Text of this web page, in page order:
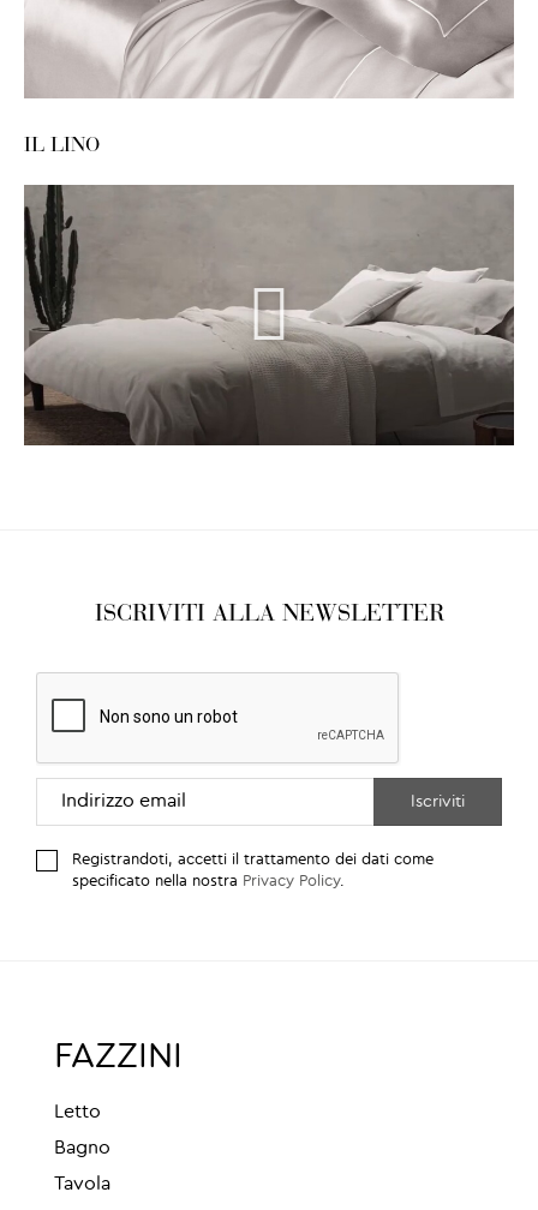
IL LINO
ISCRIVITI ALLA NEWSLETTER
Registrandoti, accetti il trattamento dei dati come
specificato nella nostra Privacy Policy.
FAZZINI
Letto
Bagno
Tavola